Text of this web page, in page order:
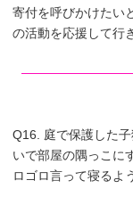
寄付を呼びかけたい
の活動を応援して行
Q16. 庭で保護した
いで部屋の隅っこに
ロゴロ言って寝るよ